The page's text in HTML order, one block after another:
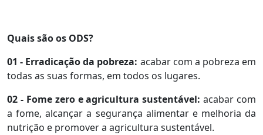
Quais são os ODS?
01 - Erradicação da pobreza: acabar com a pobreza em
todas as suas formas, em todos os lugares.
02 - Fome zero e agricultura sustentável:acabar com
a fome, alcançar a segurança alimentar e melhoria da
nutrição e promover a agricultura sustentável.